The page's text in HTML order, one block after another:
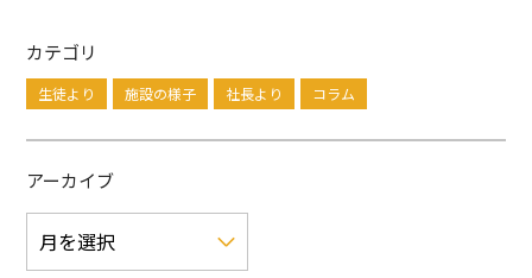
カテゴリ
生徒より 施設の様子 社長より コラム
アーカイブ